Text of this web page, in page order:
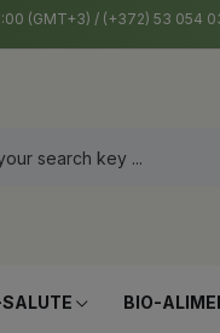
(GMT+3) / (+372) 53 054
BIO-